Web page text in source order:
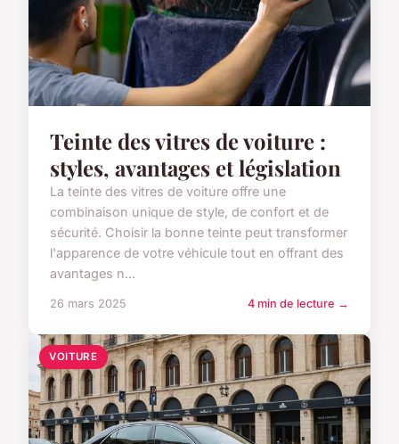
Teinte des vitres de voiture :
styles, avantages et législation
La teinte des vitres de voiture offre une
combinaison unique de style, de confort et de
sécurité. Choisir la bonne teinte peut transformer
l'apparence de votre véhicule tout en offrant des
avantages n...
26 mars 2025 4 min de lecture →
VOITURE